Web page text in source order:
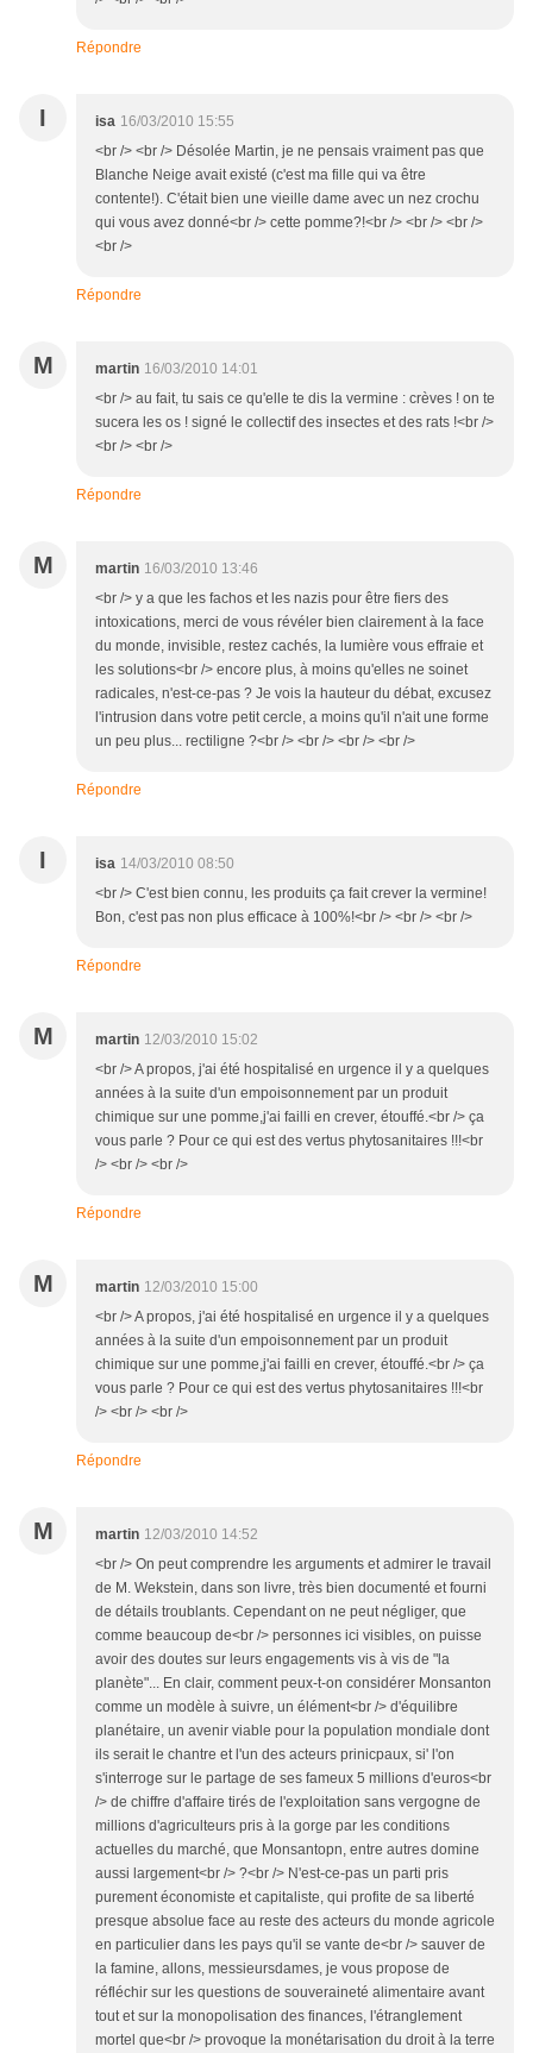
Répondre
I isa 16/03/2010 15:55
<br /> <br /> Désolée Martin, je ne pensais vraiment pas que
Blanche Neige avait existé (c'est ma fille qui va être
contente!). C'était bien une vieille dame avec un nez crochu
qui vous avez donné<br /> cette pomme?!<br /> <br /> <br />
<br />
Répondre
M martin 16/03/2010 14:01
<br /> au fait, tu sais ce qu'elle te dis la vermine : crèves ! on te
sucera les os ! signé le collectif des insectes et des rats !<br />
<br /> <br />
Répondre
M martin 16/03/2010 13:46
<br /> y a que les fachos et les nazis pour être fiers des
intoxications, merci de vous révéler bien clairement à la face
du monde, invisible, restez cachés, la lumière vous effraie et
les solutions<br /> encore plus, à moins qu'elles ne soinet
radicales, n'est-ce-pas ? Je vois la hauteur du débat, excusez
l'intrusion dans votre petit cercle, a moins qu'il n'ait une forme
un peu plus... rectiligne ?<br /> <br /> <br /> <br />
Répondre
I isa 14/03/2010 08:50
<br /> C'est bien connu, les produits ça fait crever la vermine!
Bon, c'est pas non plus efficace à 100%!<br /> <br /> <br />
Répondre
M martin 12/03/2010 15:02
<br /> A propos, j'ai été hospitalisé en urgence il y a quelques
années à la suite d'un empoisonnement par un produit
chimique sur une pomme,j'ai failli en crever, étouffé.<br /> ça
vous parle ? Pour ce qui est des vertus phytosanitaires !!!<br
/> <br /> <br />
Répondre
M martin 12/03/2010 15:00
<br /> A propos, j'ai été hospitalisé en urgence il y a quelques
années à la suite d'un empoisonnement par un produit
chimique sur une pomme,j'ai failli en crever, étouffé.<br /> ça
vous parle ? Pour ce qui est des vertus phytosanitaires !!!<br
/> <br /> <br />
Répondre
M martin 12/03/2010 14:52
<br /> On peut comprendre les arguments et admirer le travail
de M. Wekstein, dans son livre, très bien documenté et fourni
de détails troublants. Cependant on ne peut négliger, que
comme beaucoup de<br /> personnes ici visibles, on puisse
avoir des doutes sur leurs engagements vis à vis de "la
planète"... En clair, comment peux-t-on considérer Monsanton
comme un modèle à suivre, un élément<br /> d'équilibre
planétaire, un avenir viable pour la population mondiale dont
ils serait le chantre et l'un des acteurs prinicpaux, si' l'on
s'interroge sur le partage de ses fameux 5 millions d'euros<br
/> de chiffre d'affaire tirés de l'exploitation sans vergogne de
millions d'agriculteurs pris à la gorge par les conditions
actuelles du marché, que Monsantopn, entre autres domine
aussi largement<br /> ?<br /> N'est-ce-pas un parti pris
purement économiste et capitaliste, qui profite de sa liberté
presque absolue face au reste des acteurs du monde agricole
en particulier dans les pays qu'il se vante de<br /> sauver de
la famine, allons, messieursdames, je vous propose de
réfléchir sur les questions de souveraineté alimentaire avant
tout et sur la monopolisation des finances, l'étranglement
mortel que<br /> provoque la monétarisation du droit à la terre